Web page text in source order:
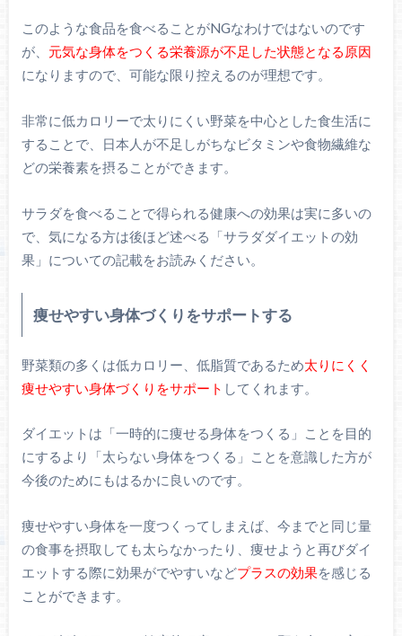
このような食品を食べることがNGなわけではないのです
が、 元気な身体をつくる栄養源が不足した状態となる原因
になりますので、可能な限り控えるのが理想です。
非常に低カロリーで太りにくい野菜を中心とした食生活に
することで、日本人が不足しがちなビタミンや食物繊維な
どの栄養素を摂ることができます。
サラダを食べることで得られる健康への効果は実に多いの
で、気になる方は後ほど述べる「サラダダイエットの効
果」についての記載をお読みください。
痩せやすい身体づくりをサポートする
野菜類の多くは低カロリー、低脂質であるため太りにくく
痩せやすい身体づくりをサポート してくれます。
ダイエットは「一時的に痩せる身体をつくる」ことを目的
にするより「太らない身体をつくる」ことを意識した方が
今後のためにもはるかに良いのです。
痩せやすい身体を一度つくってしまえば、今までと同じ量
の食事を摂取しても太らなかったり、痩せようと再びダイ
エットする際に効果がでやすいなどプラスの効果を感じる
ことができます。